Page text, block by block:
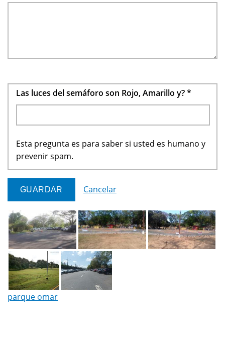
Las luces del semáforo son Rojo, Amarillo y?*
Esta pregunta es para saber si usted es humano y
prevenir spam.
Cancelar
parque omar